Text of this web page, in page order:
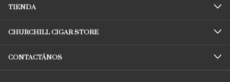
TIENDA
CHURCHILL CIGAR STORE
CONTACTÁNOS